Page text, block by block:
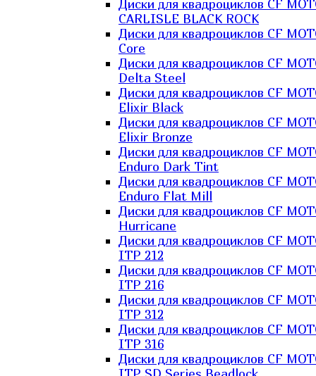
Диски для квадроциклов CF
CARLISLE BLACK ROCK
Диски для квадроциклов CF
Core
Диски для квадроциклов CF
Delta Steel
Диски для квадроциклов CF
Elixir Black
Диски для квадроциклов CF
Elixir Bronze
Диски для квадроциклов CF
Enduro Dark Tint
Диски для квадроциклов CF
Enduro Flat Mill
Диски для квадроциклов CF
Hurricane
Диски для квадроциклов CF
ITP 212
Диски для квадроциклов CF
ITP 216
Диски для квадроциклов CF
ITP 312
Диски для квадроциклов CF
ITP 316
Диски для квадроциклов CF